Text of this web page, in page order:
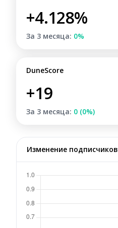
+4.128%
За 3 месяца: 0%
DuneScore
+19
За 3 месяца: 0 (0%)
Изменение подписчиков